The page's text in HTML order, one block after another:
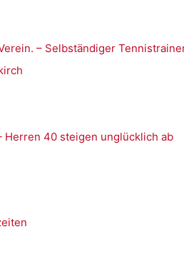
– Selbständiger
40 steigen unglücklich ab